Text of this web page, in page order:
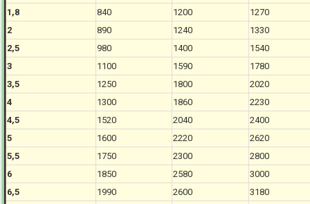
1,8
840 1200
1270
2
890 1240
1330
2,5
980 1400
1540
3
1100 1590
1780
3,5
1250 1800
2020
4
1300 1860
2230
4,5
1520 2040
2400
5
1600 2220
2620
5,5
1750 2300
2800
6
1850 2580
3000
6,5
1990 2600
3180